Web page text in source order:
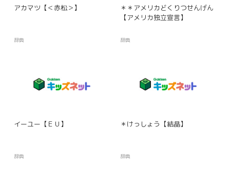
アカマツ【＜赤松＞】
辞典
＊＊アメリカどくりつせんげん
【アメリカ独立宣言】
辞典
イーユー【ＥＵ】
辞典
＊けっしょう【結晶】
辞典